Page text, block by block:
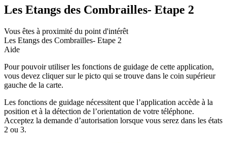
Les Etangs des Combrailles- Etape 2
Vous êtes à proximité du point d'intérêt
Les Etangs des Combrailles- Etape 2
Aide
Pour pouvoir utiliser les fonctions de guidage de cette application,
vous devez cliquer sur le picto qui se trouve dans le coin supérieur
gauche de la carte.
Les fonctions de guidage nécessitent que l’application accède à la
position et à la détection de l’orientation de votre téléphone.
Acceptez la demande d’autorisation lorsque vous serez dans les états
2 ou 3.